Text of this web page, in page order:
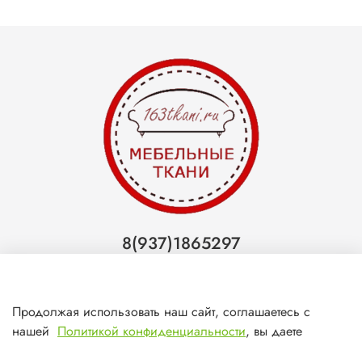
8(937)1865297
Самара (ТЦ МегаМебель)
Продолжая использовать наш сайт, соглашаетесь с
нашей Политикой конфиденциальности, вы даете